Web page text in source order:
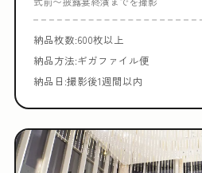
納品枚数:600枚以上
納品方法:ギガファイル便
納品日:撮影後1週間以内